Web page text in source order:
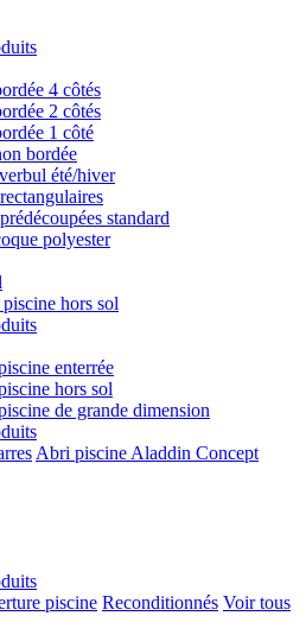
4 côtés
2 côtés
1 côté
bordée
été/hiver
standard
polyester
hors sol
enterrée
hors sol
de grande dimension
Abri piscine Aladdin Concept
piscine Reconditionnés Voir tous